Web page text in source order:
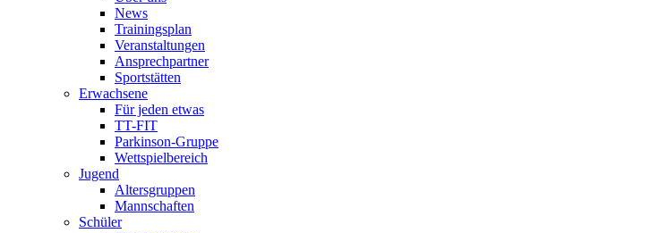
News
Trainingsplan
Veranstaltungen
Ansprechpartner
Sportstätten
Erwachsene
Für jeden etwas
TT-FIT
Parkinson-Gruppe
Wettspielbereich
Jugend
Altersgruppen
Mannschaften
Schüler